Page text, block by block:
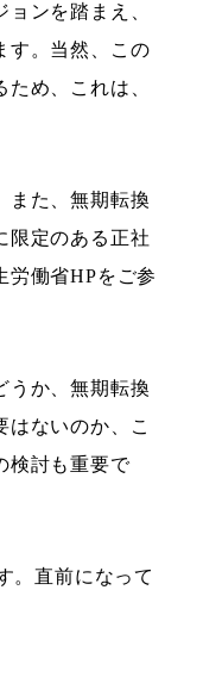
ンを踏まえ、
す。当然、この
め、これは、
また、無期転換
限定のある正社
労働省HPをご参
うか、無期転換
ないのか、こ
検討も重要で
。直前になって